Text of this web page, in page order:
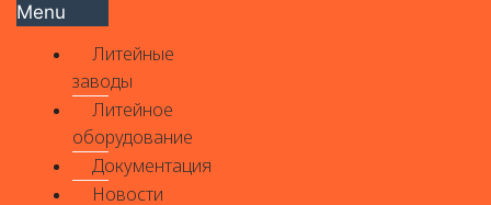
Menu
Литейные
заводы
Литейное
оборудование
Документация
Новости